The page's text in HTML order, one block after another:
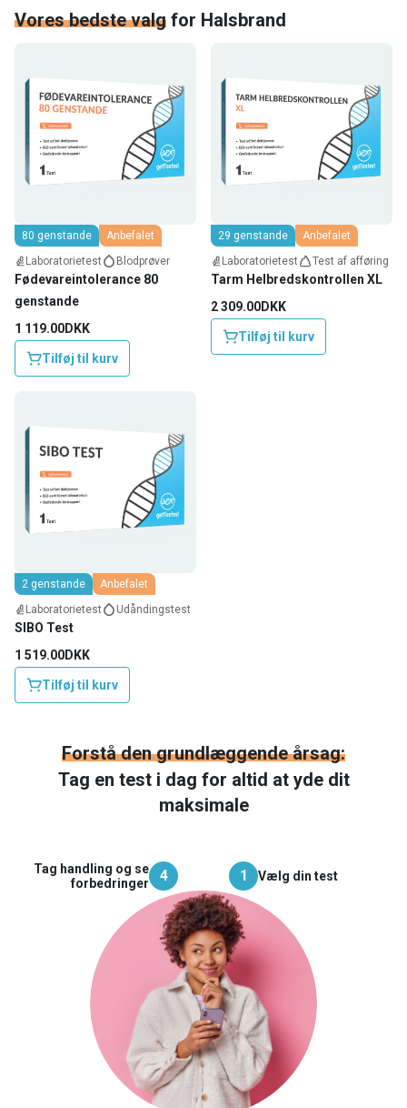
Vores bedste valg for Halsbrand
80 genstande
Anbefalet
Laboratorietest
Blodprøver
Fødevareintolerance 80
genstande
1 119.00DKK
Tilføj til kurv
29 genstande
Anbefalet
Laboratorietest
Test af afføring
Tarm Helbredskontrollen XL
2 309.00DKK
Tilføj til kurv
2 genstande
Anbefalet
Laboratorietest
Udåndingstest
SIBO Test
1 519.00DKK
Tilføj til kurv
Forstå den grundlæggende årsag:
Tag en test i dag for altid at yde dit
maksimale
Tag handling og se
forbedringer
4 1 Vælg din test